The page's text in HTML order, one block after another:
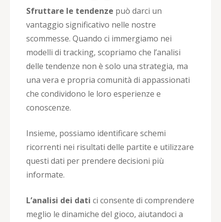
Sfruttare le tendenze può darci un
vantaggio significativo nelle nostre
scommesse. Quando ci immergiamo nei
modelli di tracking, scopriamo che l’analisi
delle tendenze non è solo una strategia, ma
una vera e propria comunità di appassionati
che condividono le loro esperienze e
conoscenze.
Insieme, possiamo identificare schemi
ricorrenti nei risultati delle partite e utilizzare
questi dati per prendere decisioni più
informate.
L’analisi dei dati ci consente di comprendere
meglio le dinamiche del gioco, aiutandoci a